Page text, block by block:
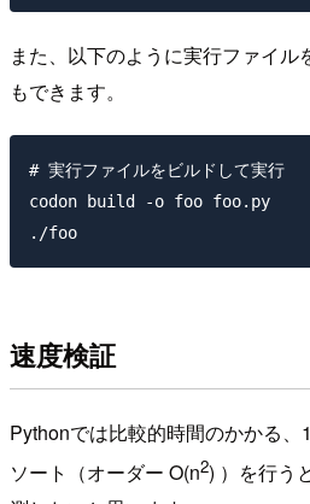
また、以下のように実行ファイル
もできます。
# 実行ファイルをビルドして実行
codon build -o foo foo.py
速度検証
Pythonでは比較的時間のかかる、
ソート（オーダー O(n2) ）を行う